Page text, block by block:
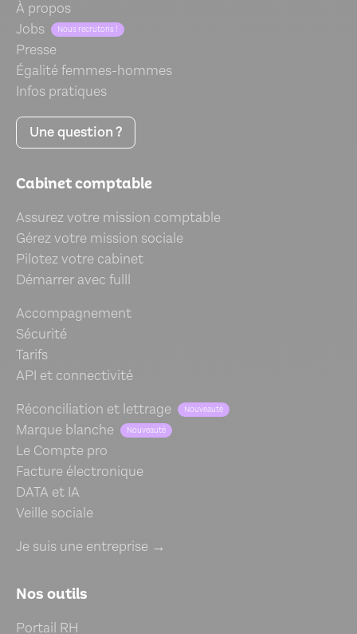
À propos
Jobs
Nous recrutons !
Presse
Égalité femmes-hommes
Infos pratiques
Une question ?
Cabinet comptable
Assurez votre mission comptable
Gérez votre mission sociale
Pilotez votre cabinet
Démarrer avec fulll
Accompagnement
Sécurité
Tarifs
API et connectivité
Réconciliation et lettrage
Nouveauté
Marque blanche Nouveauté
Le Compte pro
Facture électronique
DATA et IA
Veille sociale
Je suis une entreprise →
Nos outils
Portail RH